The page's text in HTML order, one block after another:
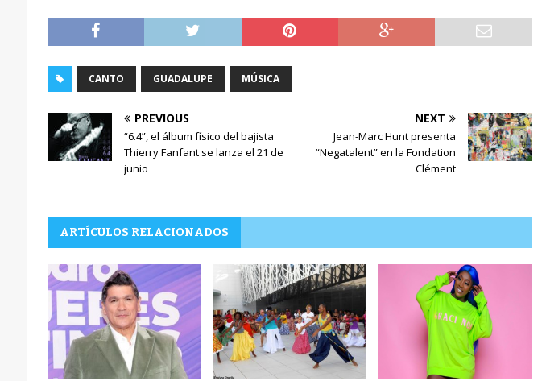
CANTO GUADALUPE MÚSICA
PREVIOUS
“6.4”, el álbum físico del bajista
Thierry Fanfant se lanza el 21 de
junio
NEXT
Jean-Marc Hunt presenta
“Negatalent” en la Fondation
Clément
ARTÍCULOS RELACIONADOS